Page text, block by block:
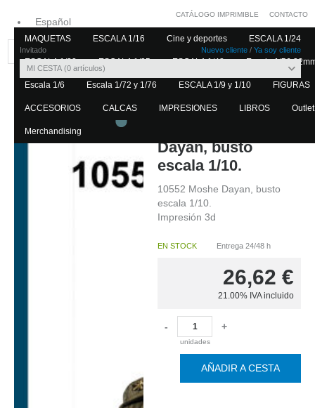
Español
Inglés
Invitado Nuevo cliente / Ya soy cliente
MI CESTA 0 artículos
CATÁLOGO IMPRIMIBLE CONTACTO
MAQUETAS ESCALA 1/16 Cine y deportes ESCALA 1/24
ESCALA 1/32 ESCALA 1/35 ESCALA 1/48 Escala 1/56
Escala 1/6 Escala 1/72 y 1/76 ESCALA 1/9 y 1/10 FIGURAS
ACCESORIOS CALCAS IMPRESIONES LIBROS Outlet
Merchandising
Dayan, busto
escala 1/10.
10552 Moshe Dayan, busto
escala 1/10.
Impresión 3d
EN STOCK Entrega 24/48 h
26,62 €
21.00% IVA incluido
-
unidades
+
AÑADIR A CESTA